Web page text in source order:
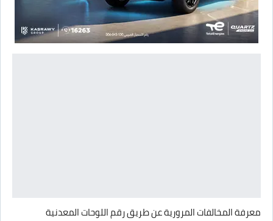
معرفة المخالفات المرورية عن طريق رقم اللوحات المعدنية